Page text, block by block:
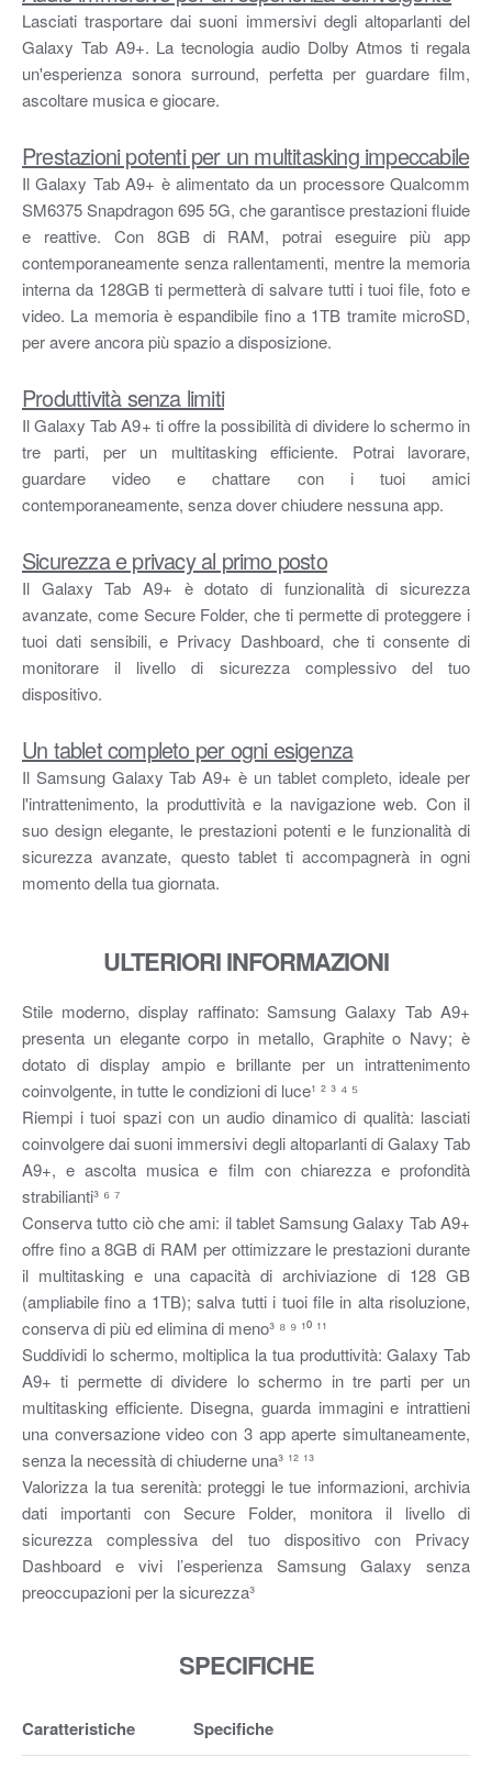
Lasciati trasportare dai suoni immersivi degli altoparlanti del
Galaxy Tab A9+. La tecnologia audio Dolby Atmos ti regala
un'esperienza sonora surround, perfetta per guardare film,
ascoltare musica e giocare.
Prestazioni potenti per un multitasking impeccabile
Il Galaxy Tab A9+ è alimentato da un processore Qualcomm
SM6375 Snapdragon 695 5G, che garantisce prestazioni fluide
e reattive. Con 8GB di RAM, potrai eseguire più app
contemporaneamente senza rallentamenti, mentre la memoria
interna da 128GB ti permetterà di salvare tutti i tuoi file, foto e
video. La memoria è espandibile fino a 1TB tramite microSD,
per avere ancora più spazio a disposizione.
Produttività senza limiti
Il Galaxy Tab A9+ ti offre la possibilità di dividere lo schermo in
tre parti, per un multitasking efficiente. Potrai lavorare,
guardare video e chattare con i tuoi amici
contemporaneamente, senza dover chiudere nessuna app.
Sicurezza e privacy al primo posto
Il Galaxy Tab A9+ è dotato di funzionalità di sicurezza
avanzate, come Secure Folder, che ti permette di proteggere i
tuoi dati sensibili, e Privacy Dashboard, che ti consente di
monitorare il livello di sicurezza complessivo del tuo
dispositivo.
Un tablet completo per ogni esigenza
Il Samsung Galaxy Tab A9+ è un tablet completo, ideale per
l'intrattenimento, la produttività e la navigazione web. Con il
suo design elegante, le prestazioni potenti e le funzionalità di
sicurezza avanzate, questo tablet ti accompagnerà in ogni
momento della tua giornata.
ULTERIORI INFORMAZIONI
Stile moderno, display raffinato: Samsung Galaxy Tab A9+
presenta un elegante corpo in metallo, Graphite o Navy; è
dotato di display ampio e brillante per un intrattenimento
coinvolgente, in tutte le condizioni di luce¹ ² ³ ⁴ ⁵
Riempi i tuoi spazi con un audio dinamico di qualità: lasciati
coinvolgere dai suoni immersivi degli altoparlanti di Galaxy Tab
A9+, e ascolta musica e film con chiarezza e profondità
strabilianti³ ⁶ ⁷
Conserva tutto ciò che ami: il tablet Samsung Galaxy Tab A9+
offre fino a 8GB di RAM per ottimizzare le prestazioni durante
il multitasking e una capacità di archiviazione di 128 GB
(ampliabile fino a 1TB); salva tutti i tuoi file in alta risoluzione,
conserva di più ed elimina di meno³ ⁸ ⁹ ¹⁰ ¹¹
Suddividi lo schermo, moltiplica la tua produttività: Galaxy Tab
A9+ ti permette di dividere lo schermo in tre parti per un
multitasking efficiente. Disegna, guarda immagini e intrattieni
una conversazione video con 3 app aperte simultaneamente,
senza la necessità di chiuderne una³ ¹² ¹³
Valorizza la tua serenità: proteggi le tue informazioni, archivia
dati importanti con Secure Folder, monitora il livello di
sicurezza complessiva del tuo dispositivo con Privacy
Dashboard e vivi l’esperienza Samsung Galaxy senza
preoccupazioni per la sicurezza³
SPECIFICHE
Caratteristiche Specifiche